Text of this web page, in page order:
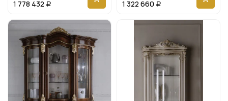
1 778 432 Р 1 322 660 Р